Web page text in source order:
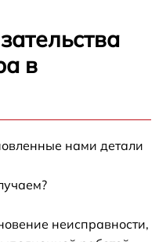
в
нами детали
неисправности,